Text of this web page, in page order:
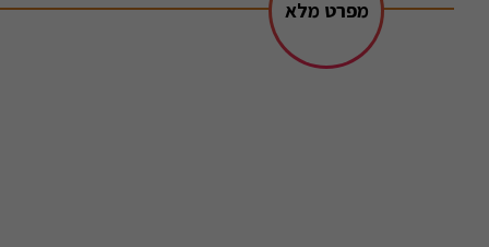
מפרט מלא